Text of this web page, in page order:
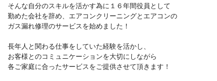
そんな自分のスキルを活かす為に１６年間役員として
勤めた会社を辞め、エアコンクリーニングとエアコンの
ガス漏れ修理のサービスを始めました！
長年人と関わる仕事をしていた経験を活かし、
お客様とのコミュニケーションを大切にしながら
各ご家庭に合ったサービスをご提供させて頂きます！